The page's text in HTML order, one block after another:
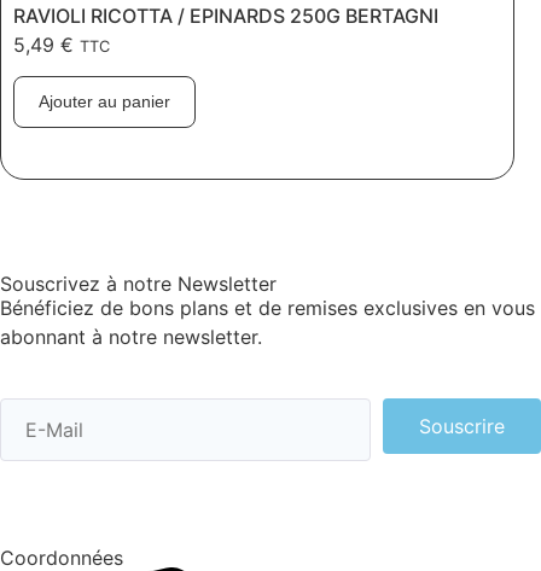
RAVIOLI RICOTTA / EPINARDS 250G BERTAGNI
5,49 € TTC
Ajouter au panier
Souscrivez à notre Newsletter
Bénéficiez de bons plans et de remises exclusives en vous
abonnant à notre newsletter.
Souscrire
Coordonnées